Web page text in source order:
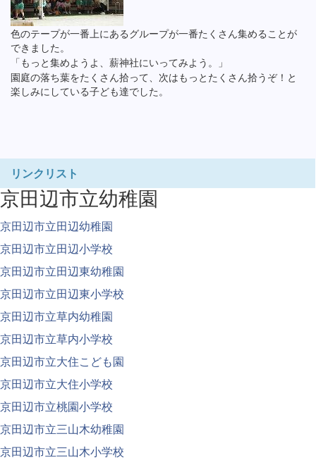
色のテープが一番上にあるグループが一番たくさん集めることが
できました。
「もっと集めようよ、薪神社にいってみよう。」
園庭の落ち葉をたくさん拾って、次はもっとたくさん拾うぞ！と
楽しみにしている子ども達でした。
リンクリスト
京田辺市立幼稚園
京田辺市立田辺幼稚園
京田辺市立田辺小学校
京田辺市立田辺東幼稚園
京田辺市立田辺東小学校
京田辺市立草内幼稚園
京田辺市立草内小学校
京田辺市立大住こども園
京田辺市立大住小学校
京田辺市立桃園小学校
京田辺市立三山木幼稚園
京田辺市立三山木小学校